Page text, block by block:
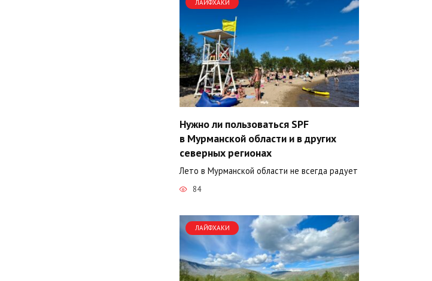
ЛАЙФХАКИ
Нужно ли пользоваться SPF
в Мурманской области и в других
северных регионах
Лето в Мурманской области не всегда радует
84
ЛАЙФХАКИ